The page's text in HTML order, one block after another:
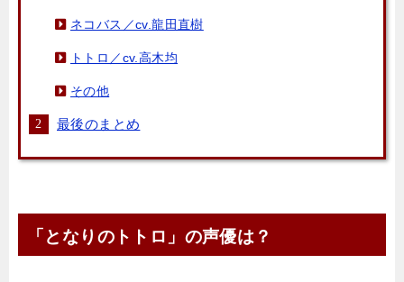
ネコバス／cv.龍田直樹
トトロ／cv.高木均
その他
最後のまとめ
「となりのトトロ」の声優は？